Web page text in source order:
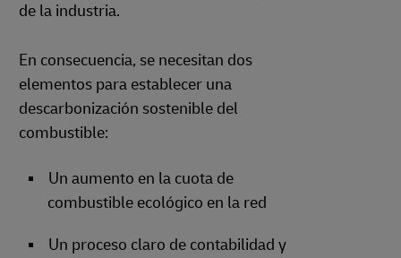
de la industria.
En consecuencia, se necesitan dos
elementos para establecer una
descarbonización sostenible del
combustible:
Un aumento en la cuota de
combustible ecológico en la red
Un proceso claro de contabilidad y